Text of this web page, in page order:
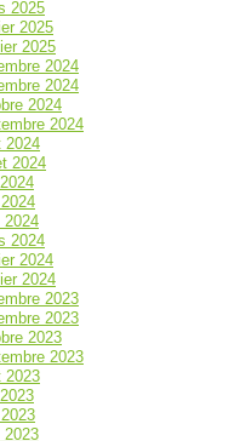
2025
2025
2025
2024
2024
2024
2024
2024
2024
2024
2024
2024
2024
2023
2023
2023
2023
2023
2023